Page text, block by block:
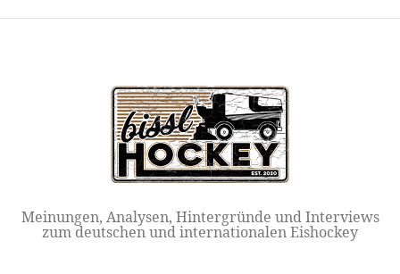
Meinungen, Analysen, Hintergründe und Interviews
zum deutschen und internationalen Eishockey